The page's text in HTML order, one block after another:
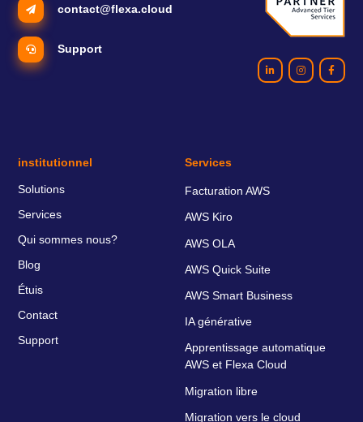
contact@flexa.cloud
Support
institutionnel
Solutions
Services
Qui sommes nous?
Blog
Étuis
Contact
Support
Services
Facturation AWS
AWS Kiro
AWS OLA
AWS Quick Suite
AWS Smart Business
IA générative
Apprentissage automatique
AWS et Flexa Cloud
Migration libre
Migration vers le cloud